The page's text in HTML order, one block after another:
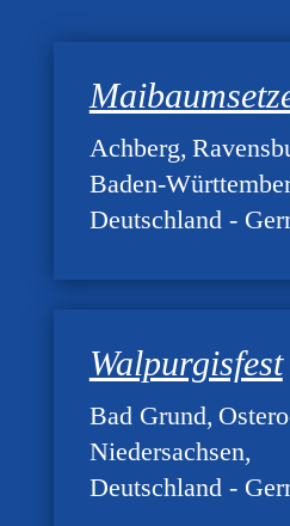
Achberg
Baden-
Deutschland -
Walpurgisfest
Bad Grund
Niedersachsen
Deutschland -